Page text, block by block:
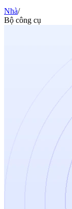
Nhà/
Bộ công cụ